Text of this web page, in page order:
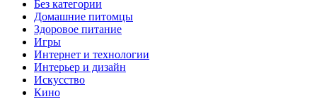
Без категории
Домашние питомцы
Здоровое питание
Игры
Интернет и технологии
Интерьер и дизайн
Искусство
Кино